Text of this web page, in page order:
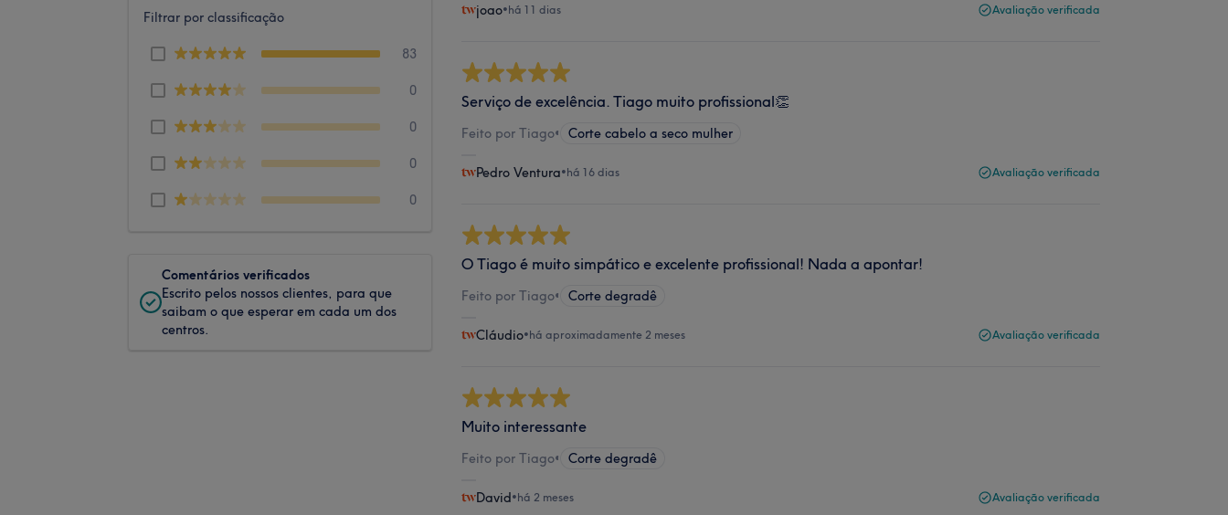
Filtrar por classificação
83
0
0
0
0
Comentários verificados
Escrito pelos nossos clientes, para que
saibam o que esperar em cada um dos
centros.
joao•há 11 dias Avaliação verificada
Serviço de excelência. Tiago muito profissional👏
Feito por Tiago• Corte cabelo a seco mulher
Pedro Ventura•há 16 dias Avaliação verificada
O Tiago é muito simpático e excelente profissional! Nada a apontar!
Feito por Tiago• Corte degradê
Cláudio•há aproximadamente 2 meses Avaliação verificada
Muito interessante
Feito por Tiago• Corte degradê
David•há 2 meses Avaliação verificada